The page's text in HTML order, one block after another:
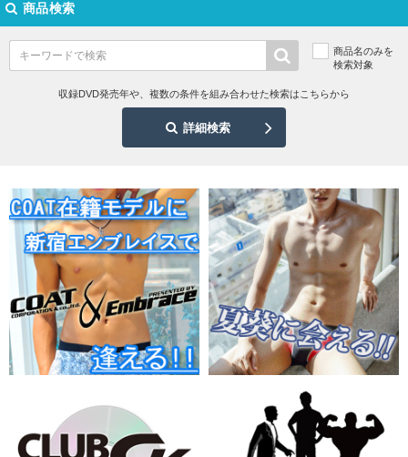
商品検索
商品名のみを
検索対象
収録DVD発売年や、複数の条件を組み合わせた検索はこちらから
詳細検索